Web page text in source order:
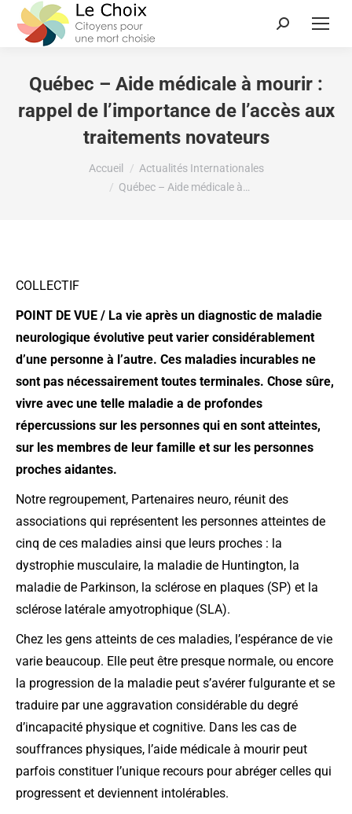
Québec – Aide médicale à mourir :
rappel de l’importance de l’accès aux
traitements novateurs
Vous êtes ici :Accueil
Actualités Internationales
Québec – Aide médicale à…
COLLECTIF
POINT DE VUE / La vie après un diagnostic de maladie
neurologique évolutive peut varier considérablement
d’une personne à l’autre. Ces maladies incurables ne
sont pas nécessairement toutes terminales. Chose sûre,
vivre avec une telle maladie a de profondes
répercussions sur les personnes qui en sont atteintes,
sur les membres de leur famille et sur les personnes
proches aidantes.
Notre regroupement, Partenaires neuro, réunit des
associations qui représentent les personnes atteintes de
cinq de ces maladies ainsi que leurs proches : la
dystrophie musculaire, la maladie de Huntington, la
maladie de Parkinson, la sclérose en plaques (SP) et la
sclérose latérale amyotrophique (SLA).
Chez les gens atteints de ces maladies, l’espérance de vie
varie beaucoup. Elle peut être presque normale, ou encore
la progression de la maladie peut s’avérer fulgurante et se
traduire par une aggravation considérable du degré
d’incapacité physique et cognitive. Dans les cas de
souffrances physiques, l’aide médicale à mourir peut
parfois constituer l’unique recours pour abréger celles qui
progressent et deviennent intolérables.